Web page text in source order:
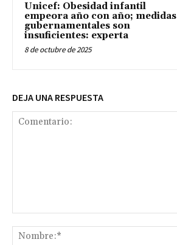
Unicef: Obesidad infantil
empeora año con año; medidas
gubernamentales son
insuficientes: experta
8 de octubre de 2025
DEJA UNA RESPUESTA